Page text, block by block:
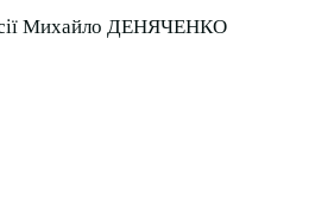
Михайло ДЕНЯЧЕНКО